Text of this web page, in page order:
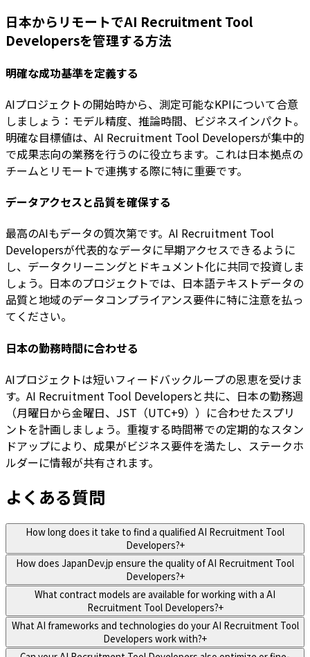
日本からリモートでAI Recruitment Tool
Developersを管理する方法
明確な成功基準を定義する
AIプロジェクトの開始時から、測定可能なKPIについて合意
しましょう：モデル精度、推論時間、ビジネスインパクト。
明確な目標値は、AI Recruitment Tool Developersが集中的
で成果志向の業務を行うのに役立ちます。これは日本拠点の
チームとリモートで連携する際に特に重要です。
データアクセスと品質を確保する
最高のAIもデータの質次第です。AI Recruitment Tool
Developersが代表的なデータに早期アクセスできるように
し、データクリーニングとドキュメント化に共同で投資しま
しょう。日本のプロジェクトでは、日本語テキストデータの
品質と地域のデータコンプライアンス要件に特に注意を払っ
てください。
日本の勤務時間に合わせる
AIプロジェクトは短いフィードバックループの恩恵を受けま
す。AI Recruitment Tool Developersと共に、日本の勤務週
（月曜日から金曜日、JST（UTC+9））に合わせたスプリ
ントを計画しましょう。重複する時間帯での定期的なスタン
ドアップにより、成果がビジネス要件を満たし、ステークホ
ルダーに情報が共有されます。
よくある質問
How long does it take to find a qualified AI Recruitment Tool
Developers?+
How does JapanDev.jp ensure the quality of AI Recruitment Tool
Developers?+
What contract models are available for working with a AI
Recruitment Tool Developers?+
What AI frameworks and technologies do your AI Recruitment Tool
Developers work with?+